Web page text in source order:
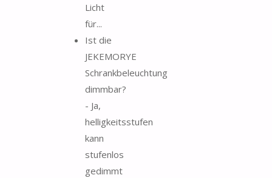
Licht
für...
Ist die
JEKEMORYE
Schrankbeleuchtung
dimmbar?
- Ja,
helligkeitsstufen
kann
stufenlos
gedimmt